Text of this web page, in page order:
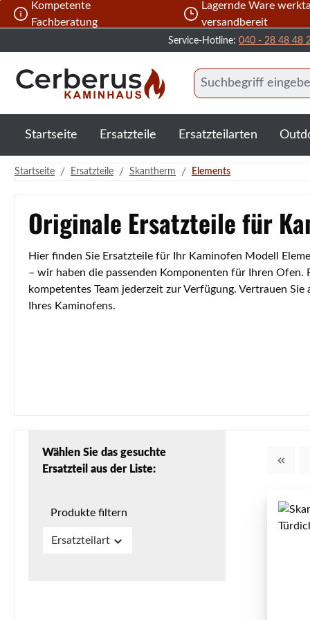
Hauptinhalt springen
Zur Suche springen
Zur Hauptnavigation springen
Kompetente
Fachberatung
Lagernde Ware
versandbereit
Service-Hotline: 040 - 28 48 48
Startseite Ersatzteile Ersatzteilarten
Startseite / Ersatzteile / Skantherm / Elements
Originale Ersatzteile für
Hier finden Sie Ersatzteile für Ihr Kaminofen Modell
– wir haben die passenden Komponenten für Ihren Ofen.
kompetentes Team jederzeit zur Verfügung. Vertrauen Sie
Ihres Kaminofens.
Wählen Sie das gesuchte
Ersatzteil aus der Liste:
Produkte filtern
Ersatzteilart